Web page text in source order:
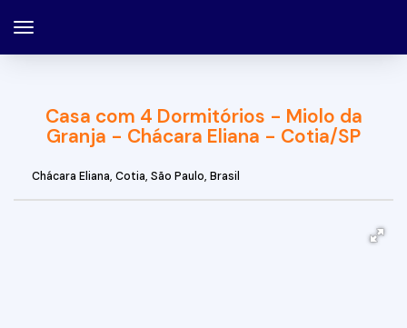
Casa com 4 Dormitórios - Miolo da
Granja - Chácara Eliana - Cotia/SP
Chácara Eliana, Cotia, São Paulo, Brasil